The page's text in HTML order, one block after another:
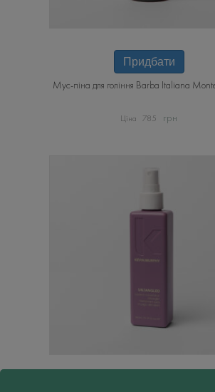
Придбати
Мус-піна для гоління Barba Italiana
785 грн